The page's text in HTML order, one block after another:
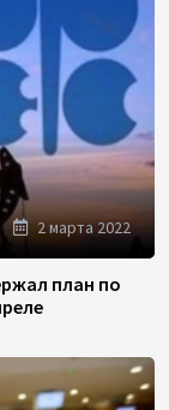
2 марта 2022
план по